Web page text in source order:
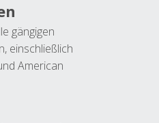
gängigen
einschließlich
American